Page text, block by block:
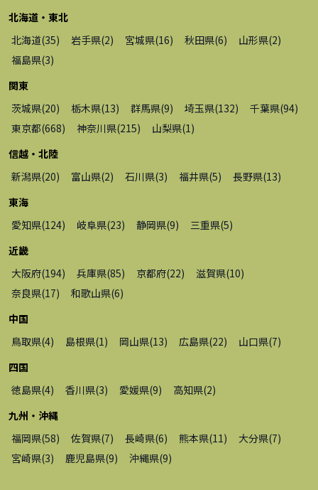
北海道・東北
北海道(35) 岩手県(2) 宮城県(16) 秋田県(6) 山形県(2)
福島県(3)
関東
茨城県(20) 栃木県(13) 群馬県(9) 埼玉県(132) 千葉県(94)
東京都(668) 神奈川県(215) 山梨県(1 )
信越・北陸
新潟県(20) 富山県(2) 石川県(3) 福井県(5) 長野県(13)
東海
愛知県(124) 岐阜県(23) 静岡県(9) 三重県(5)
近畿
大阪府(194) 兵庫県(85) 京都府(22) 滋賀県(10)
奈良県(17) 和歌山県(6)
中国
鳥取県(4) 島根県(1 ) 岡山県(13) 広島県(22) 山口県(7)
四国
徳島県(4) 香川県(3) 愛媛県(9) 高知県(2)
九州・沖縄
福岡県(58) 佐賀県(7) 長崎県(6) 熊本県(11 ) 大分県(7)
宮崎県(3) 鹿児島県(9) 沖縄県(9)